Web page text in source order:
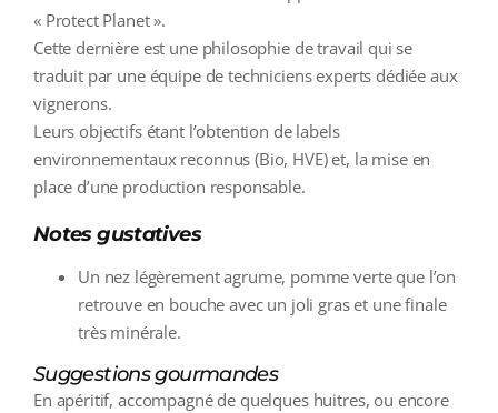
« Protect Planet ».
Cette dernière est une philosophie de travail qui se
traduit par une équipe de techniciens experts dédiée aux
vignerons.
Leurs objectifs étant l’obtention de labels
environnementaux reconnus (Bio, HVE) et, la mise en
place d’une production responsable.
Notes gustatives
Un nez légèrement agrume, pomme verte que l’on
retrouve en bouche avec un joli gras et une finale
très minérale.
Suggestions gourmandes
En apéritif, accompagné de quelques huitres, ou encore